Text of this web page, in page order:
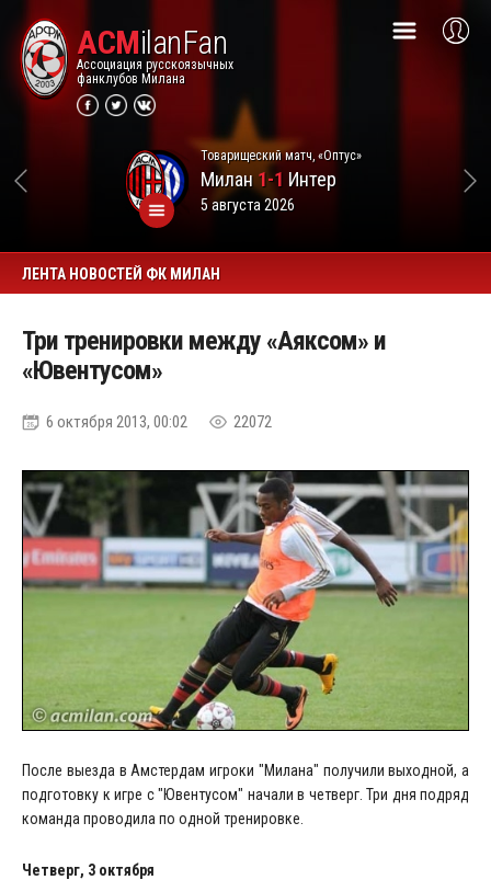
ACMilanFan
Ассоциация русскоязычных
фанклубов Милана
Товарищеский матч, «Оптус»
Милан1-1 Интер
5 августа 2026
ЛЕНТА НОВОСТЕЙ ФК МИЛАН
Три тренировки между «Аяксом» и
«Ювентусом»
6 октября 2013, 00:02 22072
После выезда в Амстердам игроки "Милана" получили выходной, а
подготовку к игре с "Ювентусом" начали в четверг. Три дня подряд
команда проводила по одной тренировке.
Четверг, 3 октября